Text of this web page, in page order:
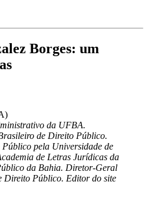
Borges: um
da UFBA.
de Direito Público.
pela Universidade de
de Letras Jurídicas da
da Bahia. Diretor-Geral
Direito Público. Editor do site